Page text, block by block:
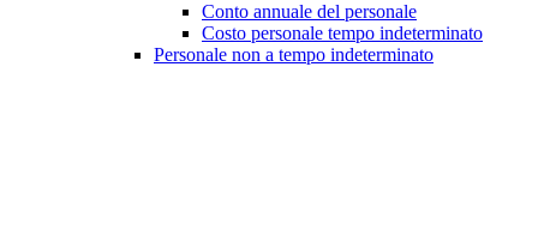
Conto annuale del personale
Costo personale tempo indeterminato
Personale non a tempo indeterminato